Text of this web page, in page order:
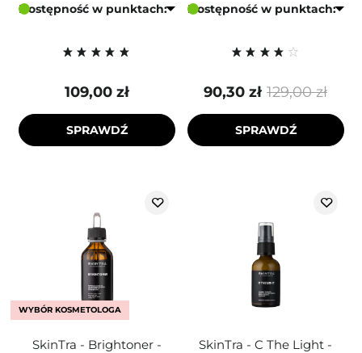
Dostępność w punktach:
109,00 zł
SPRAWDŹ
Dostępność w punktach:
129,00 zł
90,30 zł
SPRAWDŹ
WYBÓR KOSMETOLOGA
SkinTra - Brightoner -
SkinTra - C The Light -